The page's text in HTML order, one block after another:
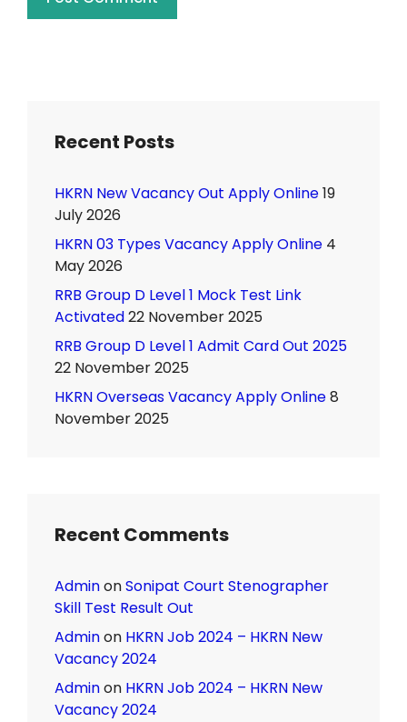
Recent Posts
HKRN New Vacancy Out Apply Online19
July 2026
HKRN 03 Types Vacancy Apply Online 4
May 2026
RRB Group D Level 1 Mock Test Link
Activated22 November 2025
RRB Group D Level 1 Admit Card Out 2025
22 November 2025
HKRN Overseas Vacancy Apply Online8
November 2025
Recent Comments
AdminonSonipat Court Stenographer
Skill Test Result Out
Adminon HKRN Job 2024 – HKRN New
Vacancy 2024
Adminon HKRN Job 2024 – HKRN New
Vacancy 2024